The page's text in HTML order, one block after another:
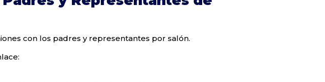
con los padres y representantes por salón.